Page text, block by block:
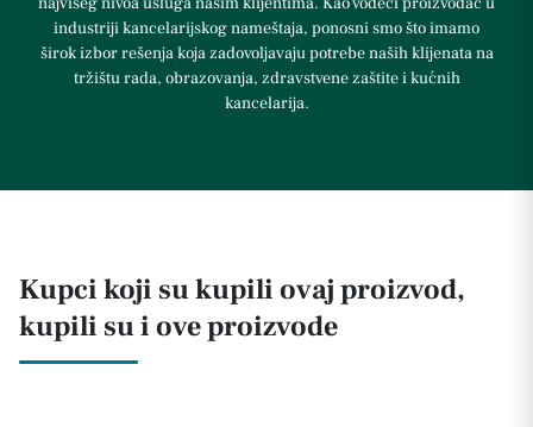
industriji kancelarijskog nameštaja, ponosni smo što imamo
širok izbor rešenja koja zadovoljavaju potrebe naših klijenata na
tržištu rada, obrazovanja, zdravstvene zaštite i kućnih
kancelarija.
Kupci koji su kupili ovaj proizvod,
kupili su i ove proizvode